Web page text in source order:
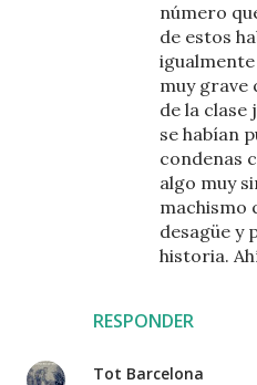
RESPONDER
número
de estos
muy grave
de la clase
se habían
condenas
algo muy
machismo
desagüe y
historia.
Tot Barcelona